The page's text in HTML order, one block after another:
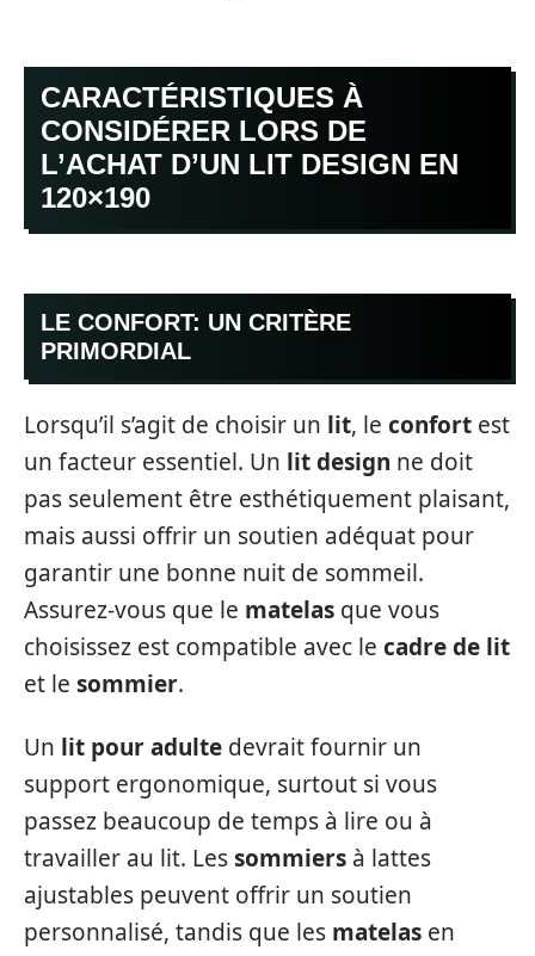
CARACTÉRISTIQUES À
CONSIDÉRER LORS DE
L’ACHAT D’UN LIT DESIGN EN
120×190
LE CONFORT: UN CRITÈRE
PRIMORDIAL
Lorsqu’il s’agit de choisir un lit, le confort est
un facteur essentiel. Un lit design ne doit
pas seulement être esthétiquement plaisant,
mais aussi offrir un soutien adéquat pour
garantir une bonne nuit de sommeil.
Assurez-vous que le matelas que vous
choisissez est compatible avec le cadre de lit
et le sommier.
Un lit pour adulte devrait fournir un
support ergonomique, surtout si vous
passez beaucoup de temps à lire ou à
travailler au lit. Lessommiers à lattes
ajustables peuvent offrir un soutien
personnalisé, tandis que les matelas en